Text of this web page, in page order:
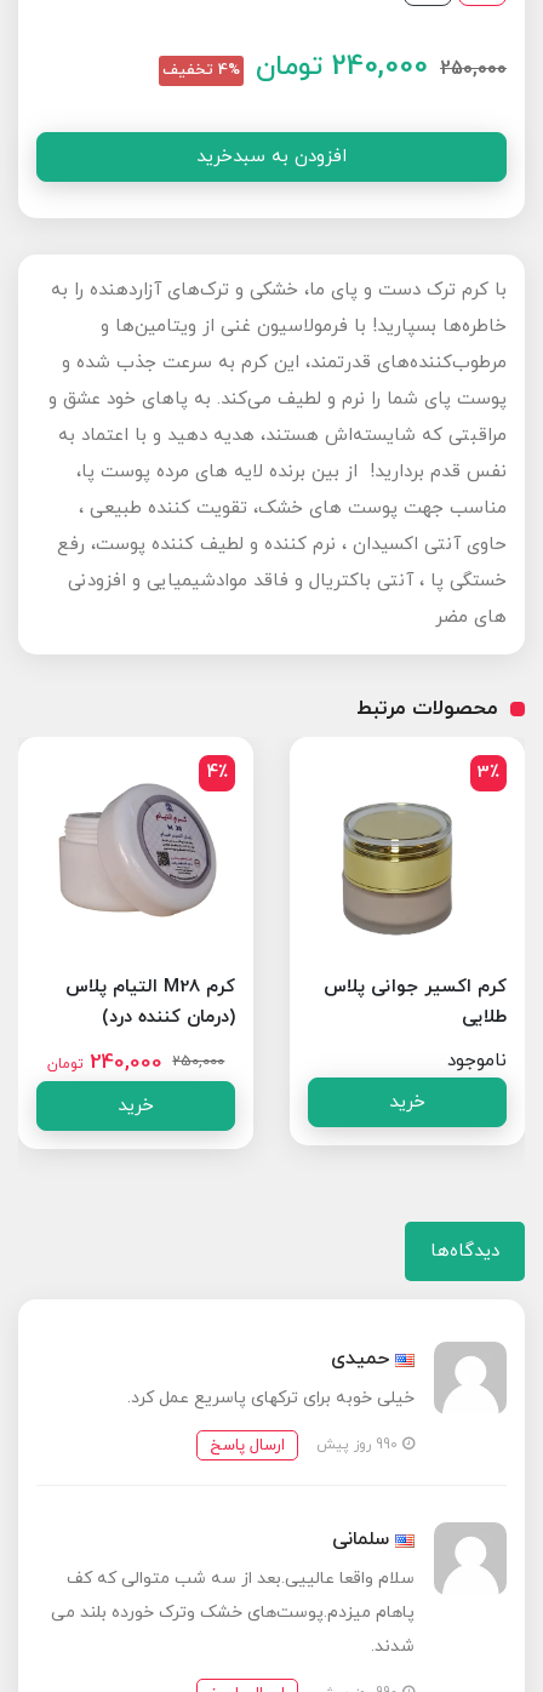
250,000
240,000 تومان 4% تخفیف
افزودن به سبدخرید
با کرم ترک دست و پای ما، خشکی و ترک‌های آزاردهنده را به
خاطره‌ها بسپارید! با فرمولاسیون غنی از ویتامین‌ها و
مرطوب‌کننده‌های قدرتمند، این کرم به سرعت جذب شده و
پوست پای شما را نرم و لطیف می‌کند. به پاهای خود عشق و
مراقبتی که شایسته‌اش هستند، هدیه دهید و با اعتماد به
نفس قدم بردارید! از بین برنده لایه های مرده پوست پا،
مناسب جهت پوست های خشک، تقویت کننده طبیعی ،
حاوی آنتی اکسیدان ، نرم کننده و لطیف کننده پوست، رفع
خستگی پا ، آنتی باکتریال و فاقد موادشیمیایی و افزودنی
های مضر
محصولات مرتبط
3٪
کرم اکسیر جوانی پلاس
طلایی
ناموجود
خرید
4٪
کرم M28 التیام پلاس
(درمان کننده درد)
250,000
240,000 تومان
خرید
دیدگاه‌ها
حمیدی
خیلی خوبه برای ترکهای پاسریع عمل کرد.
ارسال پاسخ
سلمانی
سلام واقعا عالییی.بعد از سه شب متوالی که کف
پاهام میزدم.پوست‌های خشک وترک خورده بلند می
شدند.